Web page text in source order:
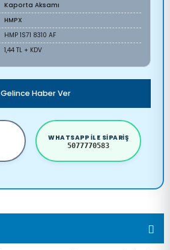
Kaporta Aksamı
HMPX
HMP 1S71 8310 AF
1,44 TL + KDV
Gelince Haber Ver
WHATSAPP ILE SIPARIŞ
5077770583